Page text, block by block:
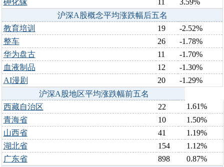
砷化镓
11
3.59%
沪深A股概念平均涨跌幅后五名
教育培训
19
-2.52%
整车
26
-1.78%
华为盘古
11
-1.70%
血液制品
12
-1.30%
AI漫剧
20
-1.29%
沪深A股地区平均涨跌幅前五名
西藏自治区
22
1.61%
青海省
10
1.50%
山西省
41
1.19%
湖北省
154
1.12%
广东省
898 0.87%